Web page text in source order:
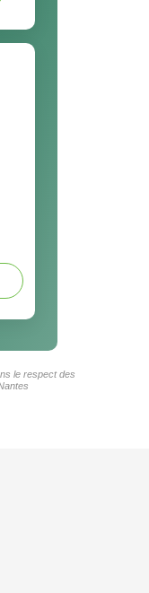
le respect des